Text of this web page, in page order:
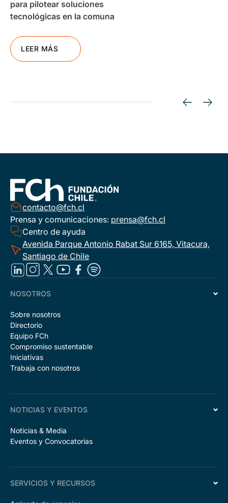
para pilotear soluciones
tecnológicas en la comuna
LEER MÁS
contacto@fch.cl
Prensa y comunicaciones: prensa@fch.cl
Centro de ayuda
Avenida Parque Antonio Rabat Sur 6165, Vitacura,
Santiago de Chile
NOSOTROS
Sobre nosotros
Directorio
Equipo FCh
Compromiso sustentable
Iniciativas
Trabaja con nosotros
NOTICIAS Y EVENTOS
Noticias & Media
Eventos y Convocatorias
SERVICIOS Y RECURSOS